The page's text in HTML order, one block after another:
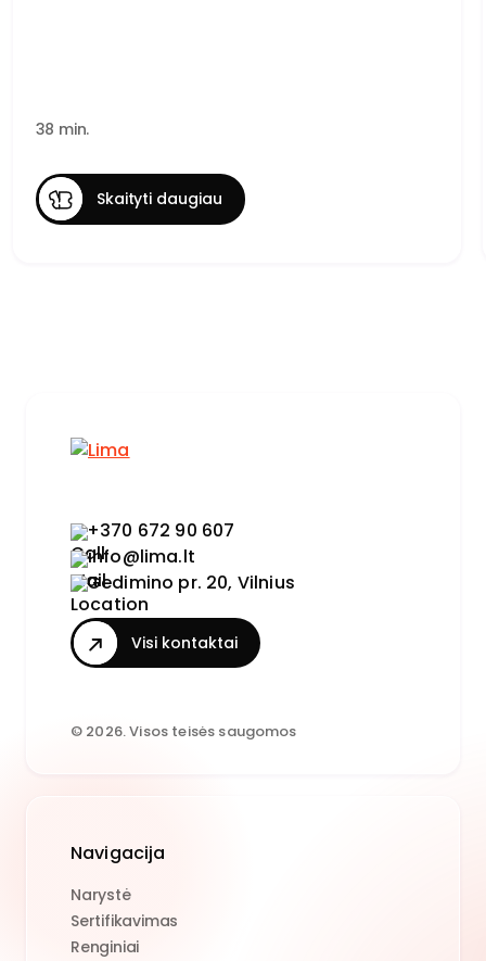
38 min.
Skaityti daugiau
+370 672 90 607
info@lima.lt
Gedimino pr. 20, Vilnius
Visi kontaktai
© 2026. Visos teisės saugomos
Navigacija
Narystė
Sertifikavimas
Renginiai